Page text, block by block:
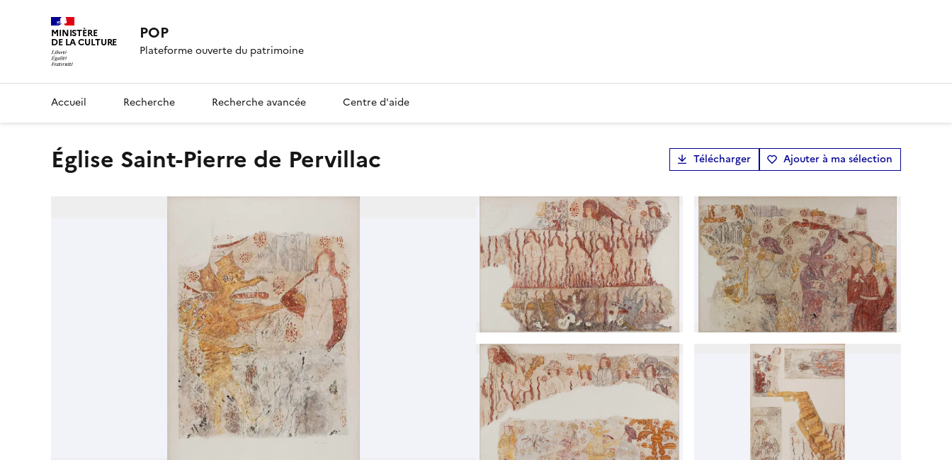
MINISTÈRE
DE LA CULTURE POP
Plateforme ouverte du patrimoine
Accueil Recherche Recherche avancée Centre d'aide
Église Saint-Pierre de Pervillac Télécharger Ajouter à ma sélection